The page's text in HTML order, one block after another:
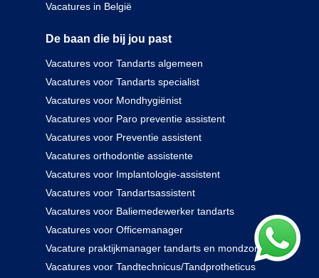
Vacatures in België
De baan die bij jou past
Vacatures voor Tandarts algemeen
Vacatures voor Tandarts specialist
Vacatures voor Mondhygiënist
Vacatures voor Paro preventie assistent
Vacatures voor Preventie assistent
Vacatures orthodontie assistente
Vacatures voor Implantologie-assistent
Vacatures voor Tandartsassistent
Vacatures voor Baliemedewerker tandarts
Vacatures voor Officemanager
Vacature praktijkmanager tandarts en mondzorg
Vacatures voor Tandtechnicus/Tandprotheticus